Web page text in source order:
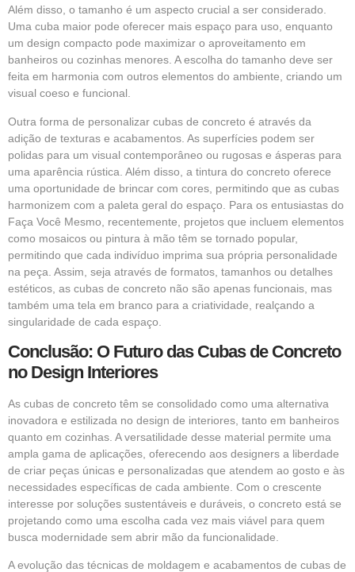
Além disso, o tamanho é um aspecto crucial a ser considerado.
Uma cuba maior pode oferecer mais espaço para uso, enquanto
um design compacto pode maximizar o aproveitamento em
banheiros ou cozinhas menores. A escolha do tamanho deve ser
feita em harmonia com outros elementos do ambiente, criando um
visual coeso e funcional.
Outra forma de personalizar cubas de concreto é através da
adição de texturas e acabamentos. As superfícies podem ser
polidas para um visual contemporâneo ou rugosas e ásperas para
uma aparência rústica. Além disso, a tintura do concreto oferece
uma oportunidade de brincar com cores, permitindo que as cubas
harmonizem com a paleta geral do espaço. Para os entusiastas do
Faça Você Mesmo, recentemente, projetos que incluem elementos
como mosaicos ou pintura à mão têm se tornado popular,
permitindo que cada indivíduo imprima sua própria personalidade
na peça. Assim, seja através de formatos, tamanhos ou detalhes
estéticos, as cubas de concreto não são apenas funcionais, mas
também uma tela em branco para a criatividade, realçando a
singularidade de cada espaço.
Conclusão: O Futuro das Cubas de Concreto
no Design Interiores
As cubas de concreto têm se consolidado como uma alternativa
inovadora e estilizada no design de interiores, tanto em banheiros
quanto em cozinhas. A versatilidade desse material permite uma
ampla gama de aplicações, oferecendo aos designers a liberdade
de criar peças únicas e personalizadas que atendem ao gosto e às
necessidades específicas de cada ambiente. Com o crescente
interesse por soluções sustentáveis e duráveis, o concreto está se
projetando como uma escolha cada vez mais viável para quem
busca modernidade sem abrir mão da funcionalidade.
A evolução das técnicas de moldagem e acabamentos de cubas de